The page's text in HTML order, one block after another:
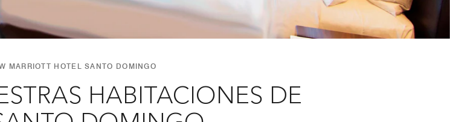
MARRIOTT HOTEL SANTO DOMINGO
HABITACIONES DE